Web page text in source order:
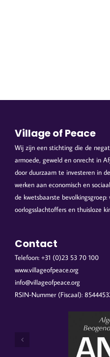
Village of Peace
Wij zijn een stichting die de
armoede, geweld en onrecht in
door duurzaam te investeren in
werken aan economisch en
de kwetsbaarste bevolkingsgroep:
oorlogsslachtoffers en thuisloze
Contact
Telefoon: +31 (0)23 53 70 100
www.villageofpeace.org
info@villageofpeace.org
RSIN-Nummer (Fiscaal):